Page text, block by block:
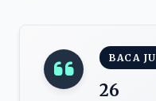
BACA
26